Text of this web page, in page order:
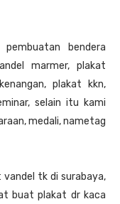
pembuatan bendera
marmer, plakat
plakat kkn,
selain itu kami
medali, nametag
tk di surabaya,
buat plakat dr kaca